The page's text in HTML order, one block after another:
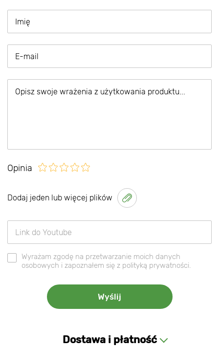
Opinia
Dodaj jeden lub więcej plików
Wyrażam zgodę na przetwarzanie moich danych
osobowych i zapoznałem się z polityką prywatności.
Dostawa i płatność